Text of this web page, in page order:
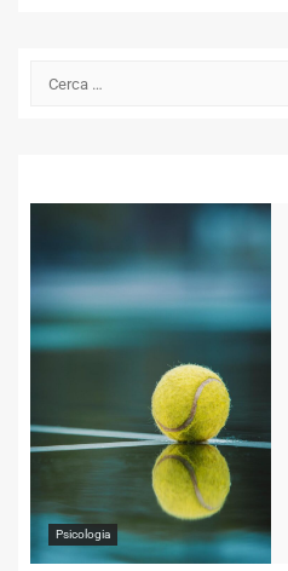
Ricerca
Psicologia